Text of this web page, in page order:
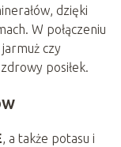
dzięki
W połączeniu
czy
posiłek.
, a także potasu i